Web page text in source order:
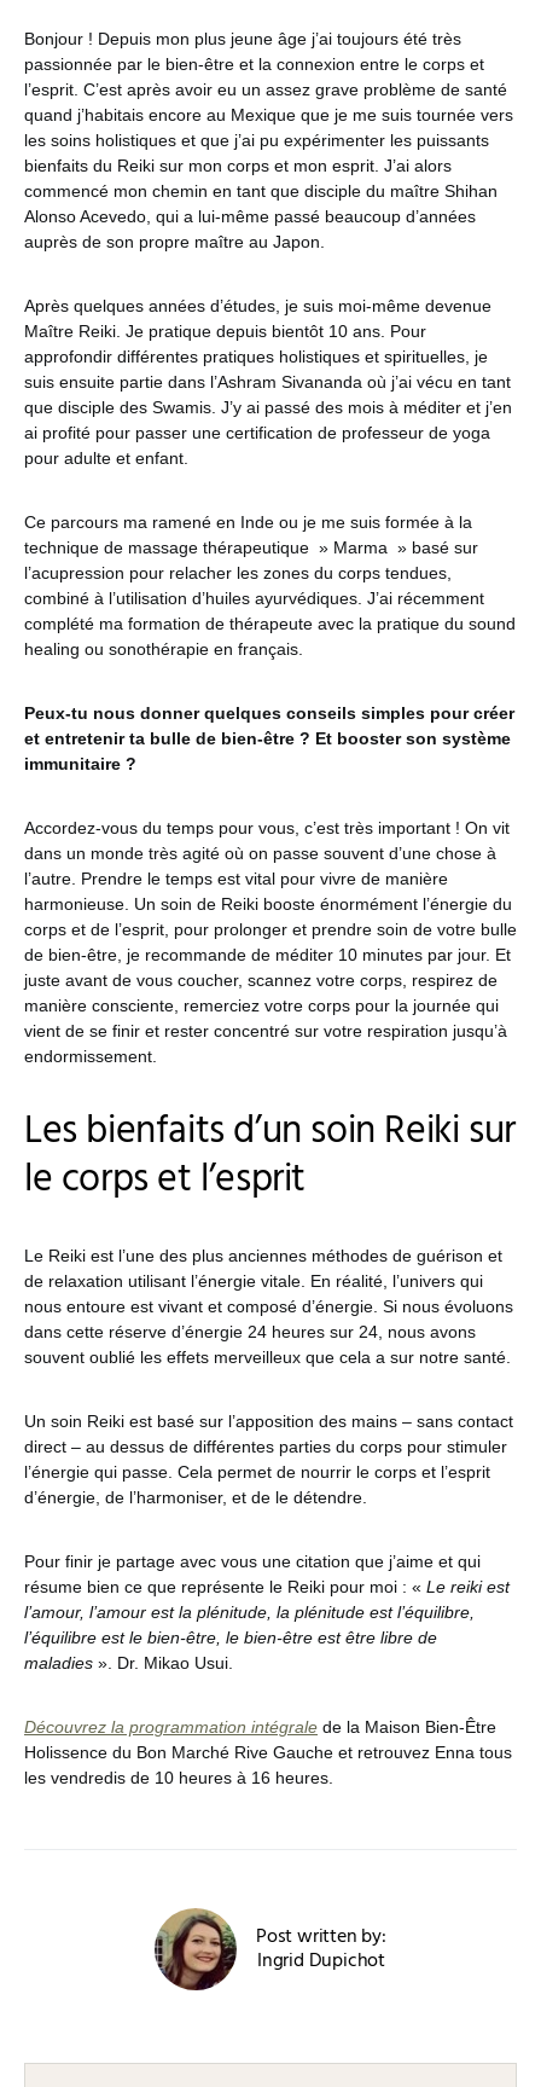
Bonjour ! Depuis mon plus jeune âge j’ai toujours été très
passionnée par le bien-être et la connexion entre le corps et
l’esprit. C’est après avoir eu un assez grave problème de santé
quand j’habitais encore au Mexique que je me suis tournée vers
les soins holistiques et que j’ai pu expérimenter les puissants
bienfaits du Reiki sur mon corps et mon esprit. J’ai alors
commencé mon chemin en tant que disciple du maître Shihan
Alonso Acevedo, qui a lui-même passé beaucoup d’années
auprès de son propre maître au Japon.
Après quelques années d’études, je suis moi-même devenue
Maître Reiki. Je pratique depuis bientôt 10 ans. Pour
approfondir différentes pratiques holistiques et spirituelles, je
suis ensuite partie dans l’Ashram Sivananda où j’ai vécu en tant
que disciple des Swamis. J’y ai passé des mois à méditer et j’en
ai profité pour passer une certification de professeur de yoga
pour adulte et enfant.
Ce parcours ma ramené en Inde ou je me suis formée à la
technique de massage thérapeutique » Marma » basé sur
l’acupression pour relacher les zones du corps tendues,
combiné à l’utilisation d’huiles ayurvédiques. J’ai récemment
complété ma formation de thérapeute avec la pratique du sound
healing ou sonothérapie en français.
Peux-tu nous donner quelques conseils simples pour créer
et entretenir ta bulle de bien-être ? Et booster son système
immunitaire ?
Accordez-vous du temps pour vous, c’est très important ! On vit
dans un monde très agité où on passe souvent d’une chose à
l’autre. Prendre le temps est vital pour vivre de manière
harmonieuse. Un soin de Reiki booste énormément l’énergie du
corps et de l’esprit, pour prolonger et prendre soin de votre bulle
de bien-être, je recommande de méditer 10 minutes par jour. Et
juste avant de vous coucher, scannez votre corps, respirez de
manière consciente, remerciez votre corps pour la journée qui
vient de se finir et rester concentré sur votre respiration jusqu’à
endormissement.
Les bienfaits d’un soin Reiki sur
le corps et l’esprit
Le Reiki est l’une des plus anciennes méthodes de guérison et
de relaxation utilisant l’énergie vitale. En réalité, l’univers qui
nous entoure est vivant et composé d’énergie. Si nous évoluons
dans cette réserve d’énergie 24 heures sur 24, nous avons
souvent oublié les effets merveilleux que cela a sur notre santé.
Un soin Reiki est basé sur l’apposition des mains – sans contact
direct – au dessus de différentes parties du corps pour stimuler
l’énergie qui passe. Cela permet de nourrir le corps et l’esprit
d’énergie, de l’harmoniser, et de le détendre.
Pour finir je partage avec vous une citation que j’aime et qui
résume bien ce que représente le Reiki pour moi : « Le reiki est
l’amour, l’amour est la plénitude, la plénitude est l’équilibre,
l’équilibre est le bien-être, le bien-être est être libre de
maladies ». Dr. Mikao Usui.
Découvrez la programmation intégrale de la Maison Bien-Être
Holissence du Bon Marché Rive Gauche et retrouvez Enna tous
les vendredis de 10 heures à 16 heures.
Post written by:
Ingrid Dupichot